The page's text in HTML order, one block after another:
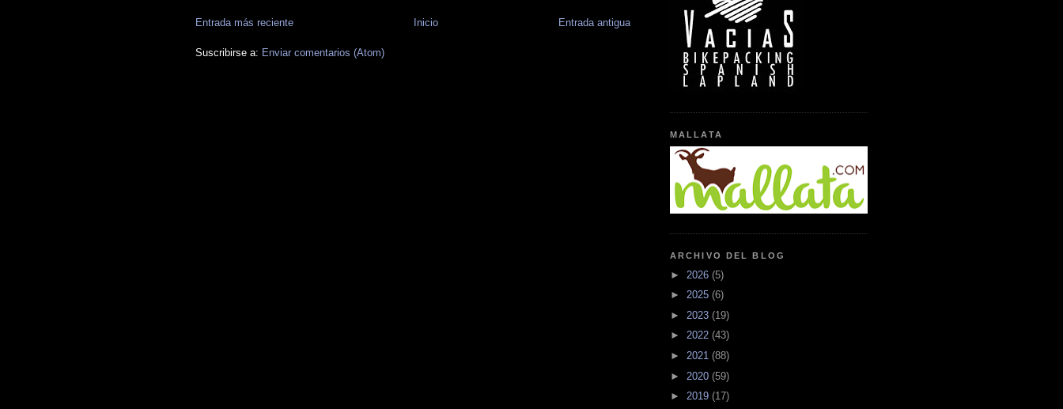
Entrada más reciente Entrada antigua
Inicio
Suscribirse a: Enviar comentarios (Atom)
MALLATA
ARCHIVO DEL BLOG
► 2026 (5)
► 2025 (6)
► 2023 (19)
► 2022 (43)
► 2021 (88)
► 2020 (59)
► 2019 (17)